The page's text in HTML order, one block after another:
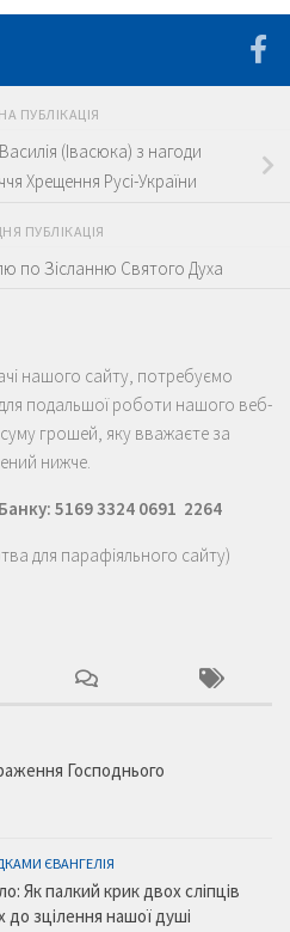
ПУБЛІКАЦІЯ
(Івасюка) з нагоди
Хрещення Русі-України
ПУБЛІКАЦІЯ
по Зісланню Святого Духа
нашого сайту, потребуємо
подальшої роботи нашого веб-
грошей, яку вважаєте за
нижче.
5169 3324 0691 2264
для парафіяльного сайту)
Господнього
ЄВАНГЕЛІЯ
Як палкий крик двох сліпців
до зцілення нашої душі